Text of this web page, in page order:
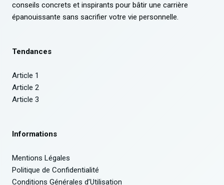
conseils concrets et inspirants pour bâtir une carrière
épanouissante sans sacrifier votre vie personnelle.
Tendances
Article 1
Article 2
Article 3
Informations
Mentions Légales
Politique de Confidentialité
Conditions Générales d’Utilisation